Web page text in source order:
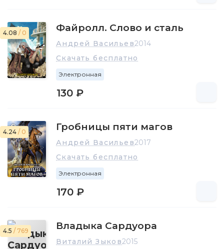
4.08 / 0 Файролл. Слово и сталь
Андрей Васильев2014
Скачать бесплатно
Электронная
130 ₽
4.24 / 0 Гробницы пяти магов
Андрей Васильев2017
Скачать бесплатно
Электронная
170 ₽
4.5 / 769 Владыка Сардуора
Виталий Зыков2015